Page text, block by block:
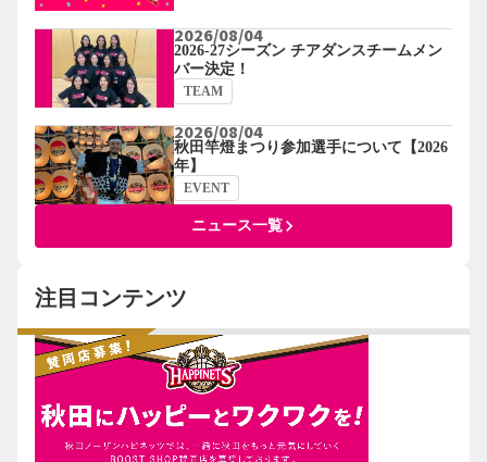
2026/08/04
2026-27シーズン チアダンスチームメン
バー決定！
TEAM
2026/08/04
秋田竿燈まつり参加選手について【2026
年】
EVENT
ニュース一覧keyboard_arrow_right
注目コンテンツ